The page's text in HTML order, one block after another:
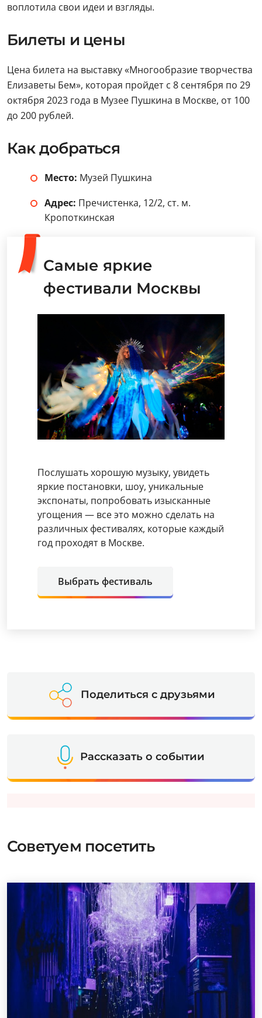
воплотила свои идеи и взгляды.
Билеты и цены
Цена билета на выставку «Многообразие творчества
Елизаветы Бем», которая пройдет с 8 сентября по 29
октября 2023 года в Музее Пушкина в Москве, от 100
до 200 рублей.
Как добраться
Место: Музей Пушкина
Адрес: Пречистенка, 12/2, ст. м.
Кропоткинская
Самые яркие
фестивали Москвы
Послушать хорошую музыку, увидеть
яркие постановки, шоу, уникальные
экспонаты, попробовать изысканные
угощения — все это можно сделать на
различных фестивалях, которые каждый
год проходят в Москве.
Выбрать фестиваль
Поделиться с друзьями
Рассказать о событии
Советуем посетить